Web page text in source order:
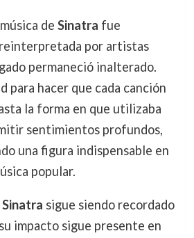
de Sinatra fue
por artistas
permaneció inalterado.
para hacer que cada canción
la forma en que utilizaba
sentimientos profundos,
una figura indispensable en
popular.
sigue siendo recordado
impacto sigue presente en